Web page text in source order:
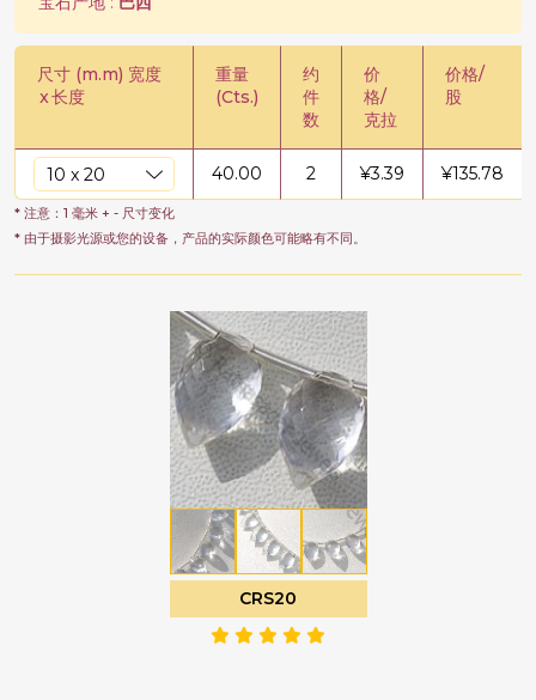
尺寸 (m.m) 宽度
x长度
重量
(Cts.)
约
件
数
价
格/
克拉
价格/
股
40.00 2 ¥3.39 ¥135.78
* 注意：1 毫米 + - 尺寸变化
* 由于摄影光源或您的设备，产品的实际颜色可能略有不同。
CRS20